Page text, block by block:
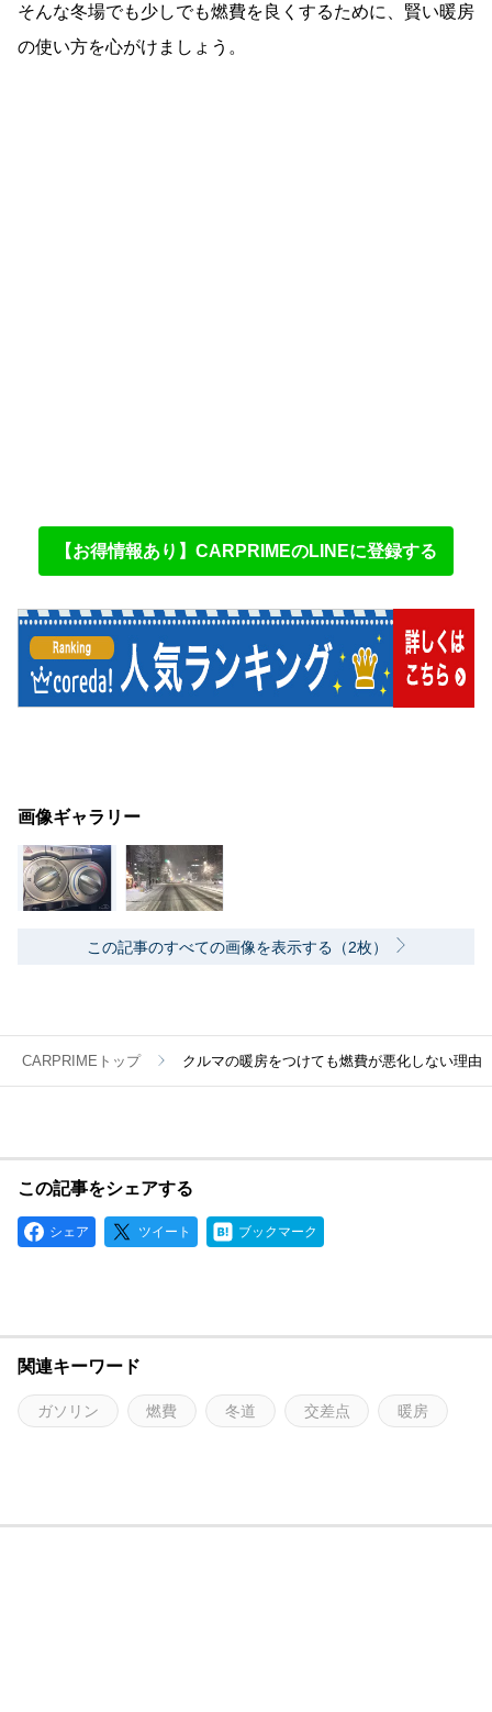
そんな冬場でも少しでも燃費を良くするために、賢い暖房
の使い方を心がけましょう。
【お得情報あり】CARPRIMEのLINEに登録する
画像ギャラリー
この記事のすべての画像を表示する（2枚）
CARPRIMEトップ クルマの暖房をつけても燃費が悪化しない理由
この記事をシェアする
シェア ツイート ブックマーク
関連キーワード
ガソリン 燃費 冬道 交差点 暖房